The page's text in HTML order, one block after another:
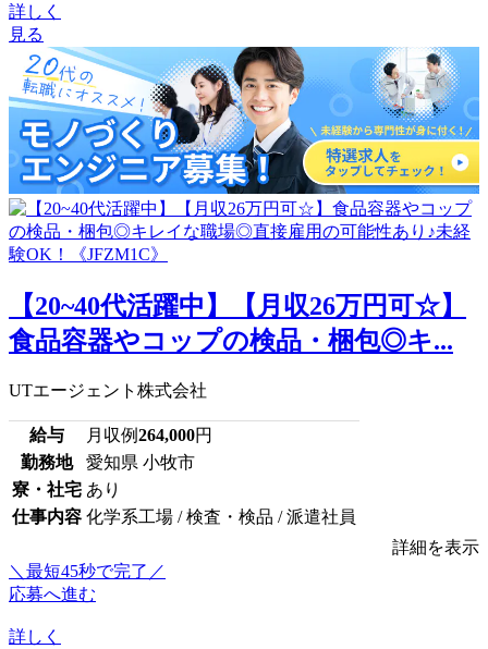
詳しく
見る
【20~40代活躍中】【月収26万円可☆】
食品容器やコップの検品・梱包◎キ...
UTエージェント株式会社
給与 月収例264,000円
勤務地
愛知県 小牧市
寮・社宅 あり
仕事内容 化学系工場 / 検査・検品 / 派遣社員
詳細を表示
＼最短45秒で完了／
応募へ進む
詳しく